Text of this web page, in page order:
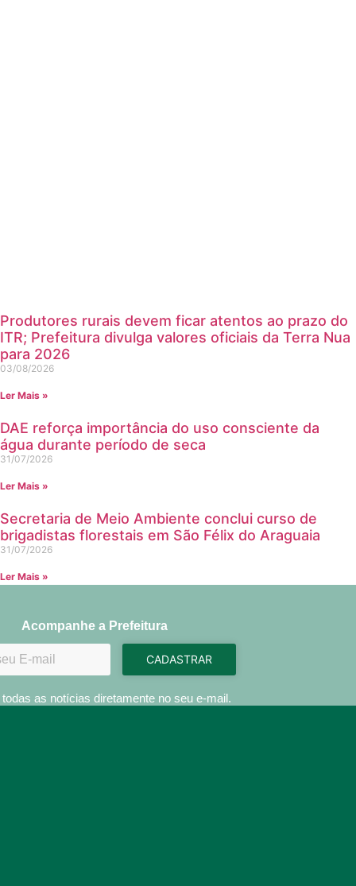
Produtores rurais devem ficar atentos ao prazo do
ITR; Prefeitura divulga valores oficiais da Terra Nua
para 2026
03/08/2026
Ler Mais »
DAE reforça importância do uso consciente da
água durante período de seca
31/07/2026
Ler Mais »
Secretaria de Meio Ambiente conclui curso de
brigadistas florestais em São Félix do Araguaia
31/07/2026
Ler Mais »
Acompanhe a Prefeitura
CADASTRAR
as notícias diretamente no seu e-mail.